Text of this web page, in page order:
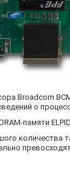
Broadcom
о
памяти
количества